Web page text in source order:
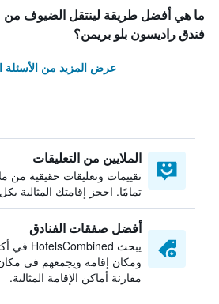
ما هي أفضل طريقة لينتقل الضيوف من
فندق راديسون بلو بريمن؟
عرض المزيد من الأسئلة
الملايين من التعليقات
تقييمات وتعليقات حقيقية من
تمامًا. احجز إقامتك المثالية
أفضل صفقات الفنادق
ومكان إقامة ويجمعهم في
مقارنة أماكن الإقامة المثالية.